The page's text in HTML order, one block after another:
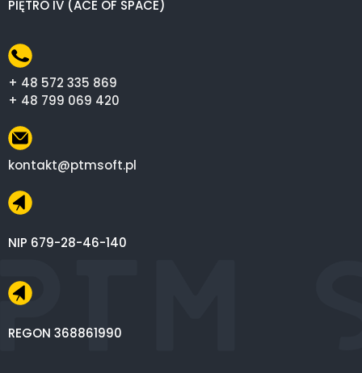
PIĘTRO IV (ACE OF SPACE)
+ 48 572 335 869
+ 48 799 069 420
kontakt@ptmsoft.pl
NIP 679-28-46-140
REGON 368861990